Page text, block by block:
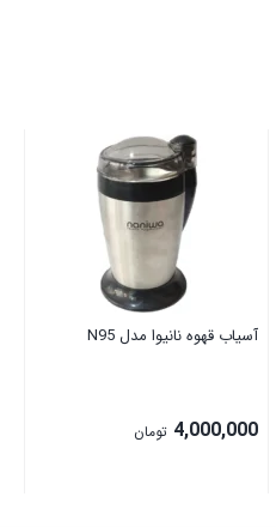
آسیاب قهوه نانیوا مدل N95
4,000,000 تومان